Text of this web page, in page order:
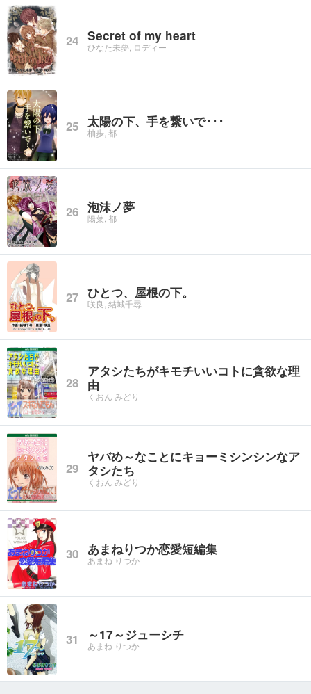
24 Secret of my heart
ひなた未夢, ロディー
25 太陽の下、手を繋いで･･･
柚歩, 都
26 泡沫ノ夢
陽菜, 都
27 ひとつ、屋根の下。
咲良, 結城千尋
28
アタシたちがキモチいいコトに貪欲な理
由
くおん みどり
29
ヤバめ～なことにキョーミシンシンなア
タシたち
くおん みどり
30 あまねりつか恋愛短編集
あまね りつか
31 ～17～ジューシチ
あまね りつか